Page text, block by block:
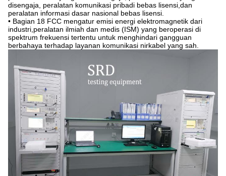
disengaja, peralatan komunikasi pribadi bebas lisensi,dan
peralatan informasi dasar nasional bebas lisensi.
• Bagian 18 FCC mengatur emisi energi elektromagnetik dari
industri,peralatan ilmiah dan medis (ISM) yang beroperasi di
spektrum frekuensi tertentu untuk menghindari gangguan
berbahaya terhadap layanan komunikasi nirkabel yang sah.